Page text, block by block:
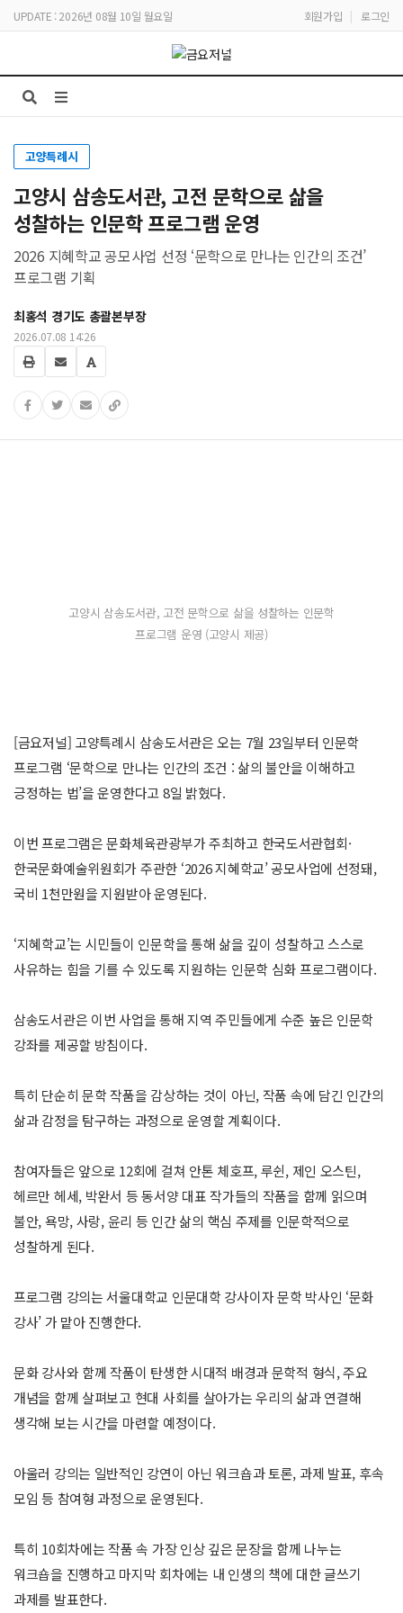
UPDATE : 2026년 08월 10일 월요일 회원가입 | 로그인
고양특례시
고양시 삼송도서관, 고전 문학으로 삶을
성찰하는 인문학 프로그램 운영
2026 지혜학교 공모사업 선정 ‘문학으로 만나는 인간의 조건’
프로그램 기획
최홍석 경기도 총괄본부장
2026.07.08 14:26
고양시 삼송도서관, 고전 문학으로 삶을 성찰하는 인문학
프로그램 운영 (고양시 제공)
[금요저널] 고양특례시 삼송도서관은 오는 7월 23일부터 인문학
프로그램 ‘문학으로 만나는 인간의 조건 : 삶의 불안을 이해하고
긍정하는 법’을 운영한다고 8일 밝혔다.
이번 프로그램은 문화체육관광부가 주최하고 한국도서관협회·
한국문화예술위원회가 주관한 ‘2026 지혜학교’ 공모사업에 선정돼,
국비 1천만원을 지원받아 운영된다.
‘지혜학교’는 시민들이 인문학을 통해 삶을 깊이 성찰하고 스스로
사유하는 힘을 기를 수 있도록 지원하는 인문학 심화 프로그램이다.
삼송도서관은 이번 사업을 통해 지역 주민들에게 수준 높은 인문학
강좌를 제공할 방침이다.
특히 단순히 문학 작품을 감상하는 것이 아닌, 작품 속에 담긴 인간의
삶과 감정을 탐구하는 과정으로 운영할 계획이다.
참여자들은 앞으로 12회에 걸쳐 안톤 체호프, 루쉰, 제인 오스틴,
헤르만 헤세, 박완서 등 동서양 대표 작가들의 작품을 함께 읽으며
불안, 욕망, 사랑, 윤리 등 인간 삶의 핵심 주제를 인문학적으로
성찰하게 된다.
프로그램 강의는 서울대학교 인문대학 강사이자 문학 박사인 ‘문화
강사’ 가 맡아 진행한다.
문화 강사와 함께 작품이 탄생한 시대적 배경과 문학적 형식, 주요
개념을 함께 살펴보고 현대 사회를 살아가는 우리의 삶과 연결해
생각해 보는 시간을 마련할 예정이다.
아울러 강의는 일반적인 강연이 아닌 워크숍과 토론, 과제 발표, 후속
모임 등 참여형 과정으로 운영된다.
특히 10회차에는 작품 속 가장 인상 깊은 문장을 함께 나누는
워크숍을 진행하고 마지막 회차에는 내 인생의 책에 대한 글쓰기
과제를 발표한다.